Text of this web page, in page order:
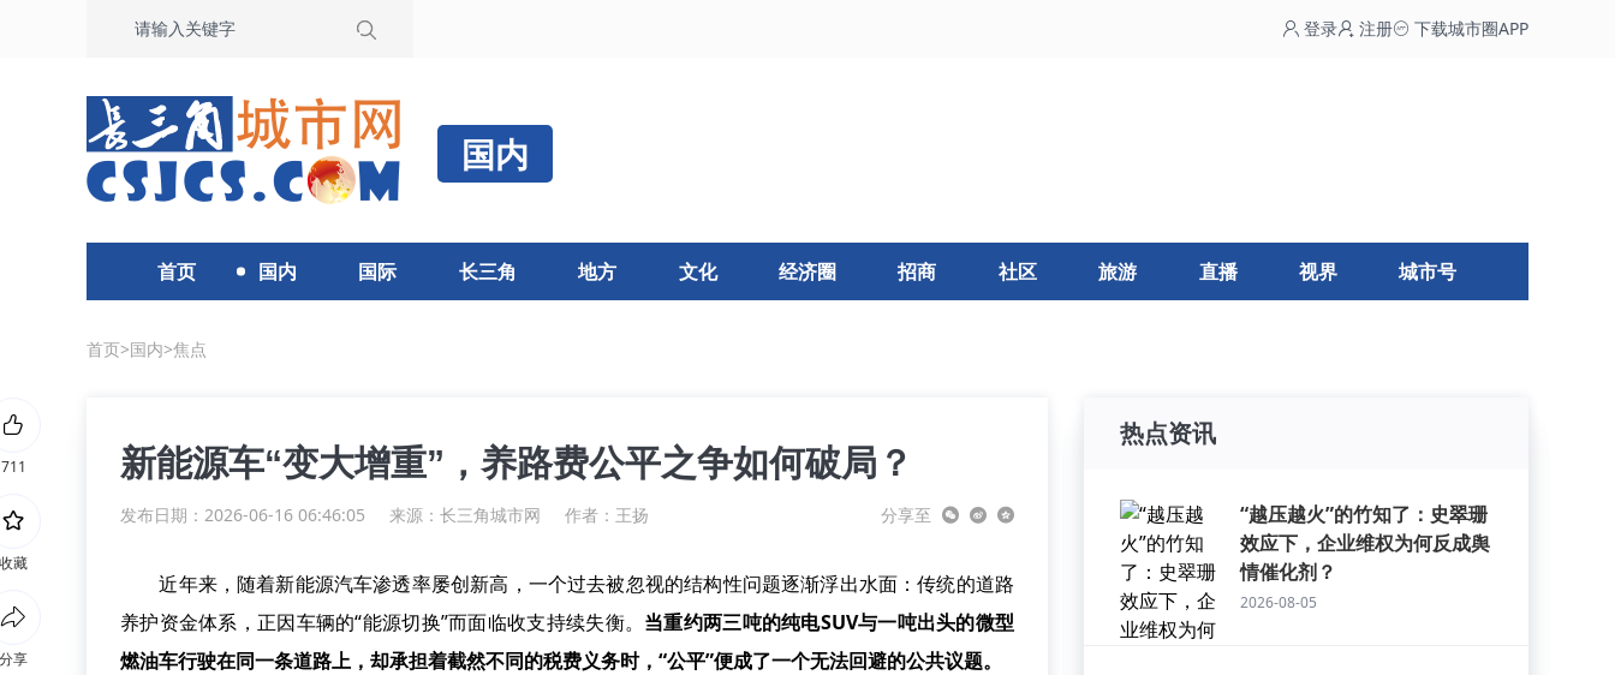
登录 注册 下载城市圈APP
国内
首页 国内 国际 长三角 地方 文化 经济圈 招商 社区 旅游 直播 视界 城市号
首页>国内>焦点
新能源车“变大增重”，养路费公平之争如何破局？
发布日期：2026-06-16 06:46:05 来源： 长三角城市网 作者： 王扬 分享至
近年来，随着新能源汽车渗透率屡创新高，一个过去被忽视的结构性问题逐渐浮出水面：传统的道路
养护资金体系，正因车辆的“能源切换”而面临收支持续失衡。 当重约两三吨的纯电SUV与一吨出头的微型
燃油车行驶在同一条道路上，却承担着截然不同的税费义务时，“公平”便成了一个无法回避的公共议题。
热点资讯
“越压越火”的竹知了：史翠珊
效应下，企业维权为何反成舆
情催化剂？
2026-08-05
711
收藏
分享